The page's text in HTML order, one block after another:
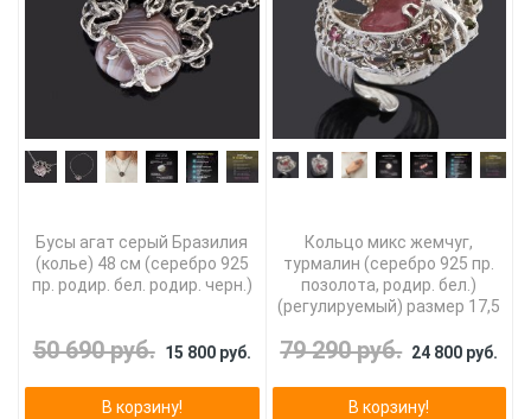
Бусы агат серый Бразилия
(колье) 48 см (серебро 925
пр. родир. бел. родир. черн.)
50 690 руб. 15 800 руб.
В корзину!
Кольцо микс жемчуг,
турмалин (серебро 925 пр.
позолота, родир. бел.)
(регулируемый) размер 17,5
79 290 руб. 24 800 руб.
В корзину!